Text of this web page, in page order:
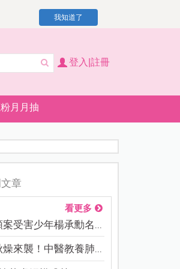
我知道了
登入|註冊
月月抽
章
看更多
受害少年楊承勳名...
燥來襲！中醫教養肺...